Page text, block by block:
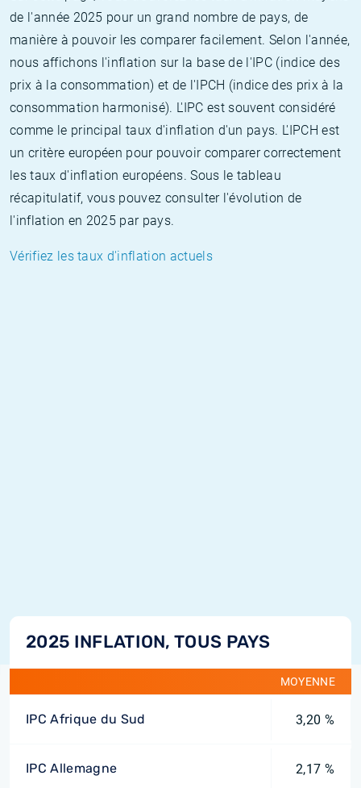
de l'année 2025 pour un grand nombre de pays, de
manière à pouvoir les comparer facilement. Selon l'année,
nous affichons l'inflation sur la base de l'IPC (indice des
prix à la consommation) et de l'IPCH (indice des prix à la
consommation harmonisé). L'IPC est souvent considéré
comme le principal taux d'inflation d'un pays. L'IPCH est
un critère européen pour pouvoir comparer correctement
les taux d'inflation européens. Sous le tableau
récapitulatif, vous pouvez consulter l'évolution de
l'inflation en 2025 par pays.
Vérifiez les taux d'inflation actuels
2025 INFLATION, TOUS PAYS
MOYENNE
IPC Afrique du Sud 3,20 %
IPC Allemagne 2,17 %